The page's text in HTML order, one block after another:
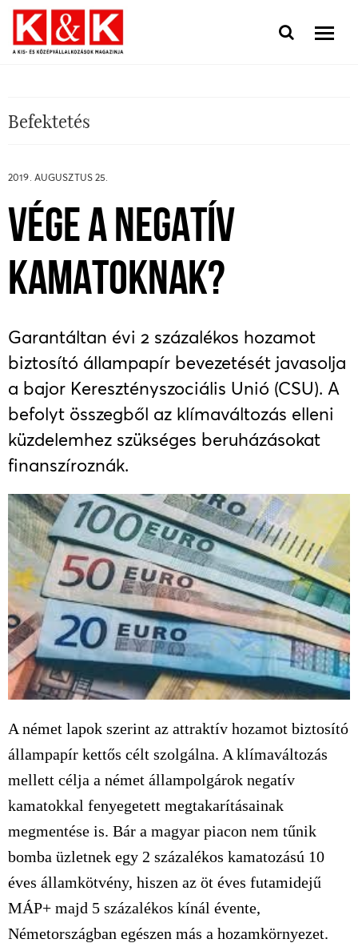
Befektetés
2019. AUGUSZTUS 25.
VÉGE A NEGATÍV
KAMATOKNAK?
Garantáltan évi 2 százalékos hozamot
biztosító állampapír bevezetését javasolja
a bajor Keresztényszociális Unió (CSU). A
befolyt összegből az klímaváltozás elleni
küzdelemhez szükséges beruházásokat
finanszíroznák.
A német lapok szerint az attraktív hozamot biztosító
állampapír kettős célt szolgálna. A klímaváltozás
mellett célja a német állampolgárok negatív
kamatokkal fenyegetett megtakarításainak
megmentése is. Bár a magyar piacon nem tűnik
bomba üzletnek egy 2 százalékos kamatozású 10
éves államkötvény, hiszen az öt éves futamidejű
MÁP+ majd 5 százalékos kínál évente,
Németországban egészen más a hozamkörnyezet.